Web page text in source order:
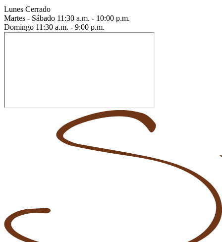
Lunes Cerrado
Martes - Sábado 11:30 a.m. - 10:00 p.m.
Domingo 11:30 a.m. - 9:00 p.m.